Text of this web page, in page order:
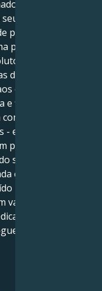
em acumular
Júpiter em
paixão profunda,
procura
Isto significa
da ligação, como
outros de uma
fiel.
é a
e fazer com que
poder silencioso
seu Touro tem
com o seu
por relações
valores
ardente. A
do respeito